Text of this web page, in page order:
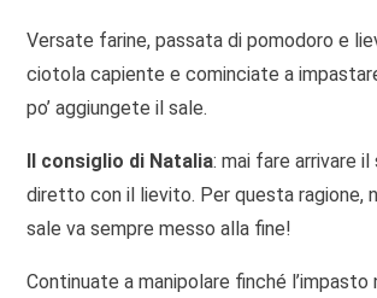
Versate farine, passata di pomodoro e
ciotola capiente e cominciate a
po’ aggiungete il sale.
Il consiglio di Natalia: mai fare arrivare
diretto con il lievito. Per questa ragione,
sale va sempre messo alla fine!
Continuate a manipolare finché l’impasto